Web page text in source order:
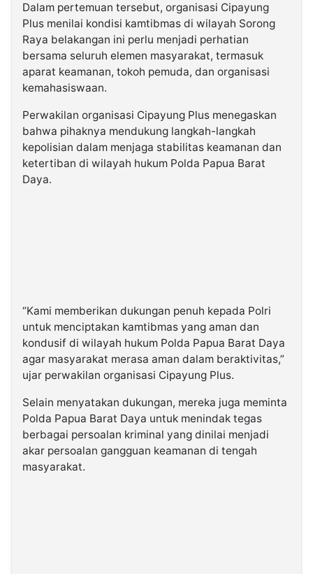
Dalam pertemuan tersebut, organisasi Cipayung
Plus menilai kondisi kamtibmas di wilayah Sorong
Raya belakangan ini perlu menjadi perhatian
bersama seluruh elemen masyarakat, termasuk
aparat keamanan, tokoh pemuda, dan organisasi
kemahasiswaan.
Perwakilan organisasi Cipayung Plus menegaskan
bahwa pihaknya mendukung langkah-langkah
kepolisian dalam menjaga stabilitas keamanan dan
ketertiban di wilayah hukum Polda Papua Barat
Daya.
“Kami memberikan dukungan penuh kepada Polri
untuk menciptakan kamtibmas yang aman dan
kondusif di wilayah hukum Polda Papua Barat Daya
agar masyarakat merasa aman dalam beraktivitas,”
ujar perwakilan organisasi Cipayung Plus.
Selain menyatakan dukungan, mereka juga meminta
Polda Papua Barat Daya untuk menindak tegas
berbagai persoalan kriminal yang dinilai menjadi
akar persoalan gangguan keamanan di tengah
masyarakat.